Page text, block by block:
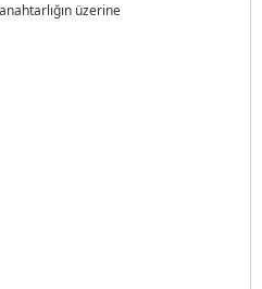
üzerine